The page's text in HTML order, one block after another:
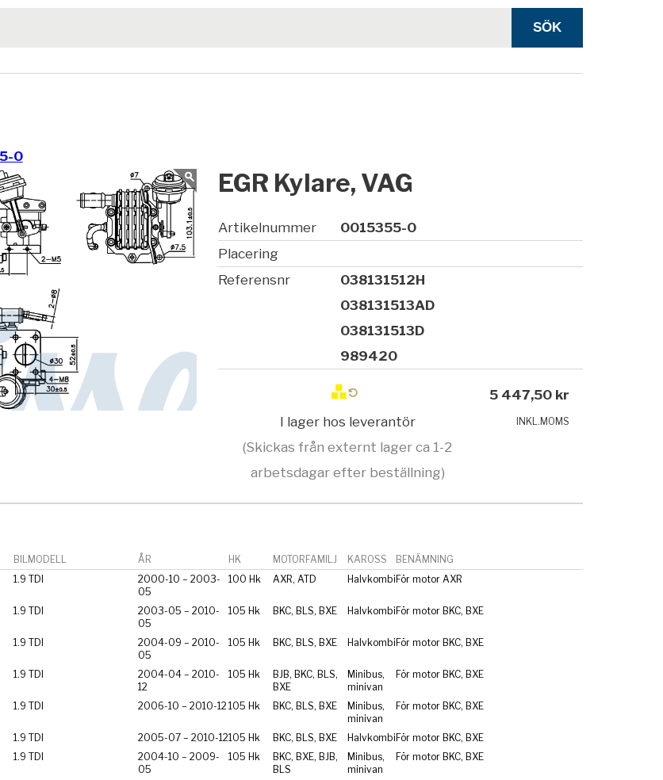
0
EGR Kylare, VAG
Artikelnummer
0015355-0
Placering
Referensnr
038131512H
038131513AD
038131513D
989420
I lager hos leverantör
(Skickas från externt lager ca 1-2
arbetsdagar efter beställning)
5 447,50 kr
INKL.MOMS
BILMODELL ÅR HK MOTORFAMILJ KAROSS
BENÄMNING
1.9 TDI
2000-10 – 2003-
05
100 Hk AXR, ATD Halvkombi För motor AXR
1.9 TDI
2003-05 – 2010-
05
105 Hk BKC, BLS, BXE Halvkombi För motor BKC, BXE
1.9 TDI
2004-09 – 2010-
05
105 Hk BKC, BLS, BXE Halvkombi För motor BKC, BXE
1.9 TDI
2004-04 – 2010-
12
105 Hk
BJB, BKC, BLS,
BXE
Minibus,
minivan
För motor BKC, BXE
1.9 TDI 2006-10 – 2010-12 105 Hk BKC, BLS, BXE
Minibus,
minivan
För motor BKC, BXE
1.9 TDI 2005-07 – 2010-12105 Hk BKC, BLS, BXE Halvkombi För motor BKC, BXE
1.9 TDI
2004-10 – 2009-
05
105 Hk
BKC, BXE, BJB,
BLS
Minibus,
minivan
För motor BKC, BXE